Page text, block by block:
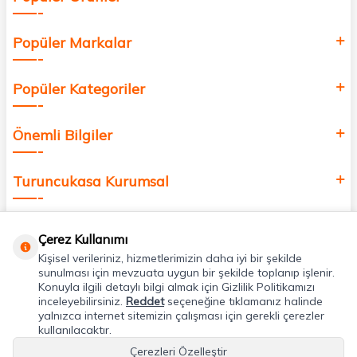
Popüler Markalar
Popüler Kategoriler
Önemli Bilgiler
Turuncukasa Kurumsal
Uygulamalarımız
Adres & İletişim
Çerez Kullanımı
Kişisel verileriniz, hizmetlerimizin daha iyi bir şekilde
sunulması için mevzuata uygun bir şekilde toplanıp işlenir.
Konuyla ilgili detaylı bilgi almak için Gizlilik Politikamızı
inceleyebilirsiniz. Reddetseçeneğine tıklamanız halinde
yalnızca internet sitemizin çalışması için gerekli çerezler
kullanılacaktır.
Çerezleri Özelleştir